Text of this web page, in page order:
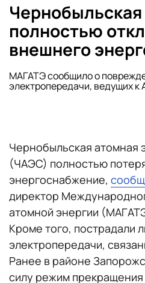
полностью
внешнего
МАГАТЭ сообщило о
электропередачи, ведущих к
Чернобыльская атомная
(ЧАЭС) полностью
энергоснабжение,
директор
атомной энергии
Кроме того, пострадали
электропередачи,
Ранее в районе
силу режим прекращения